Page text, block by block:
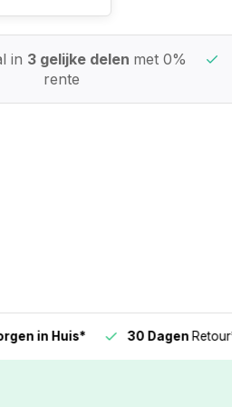
in 3 gelijke delen met 0%
rente
in Huis* 30 DagenRetour*